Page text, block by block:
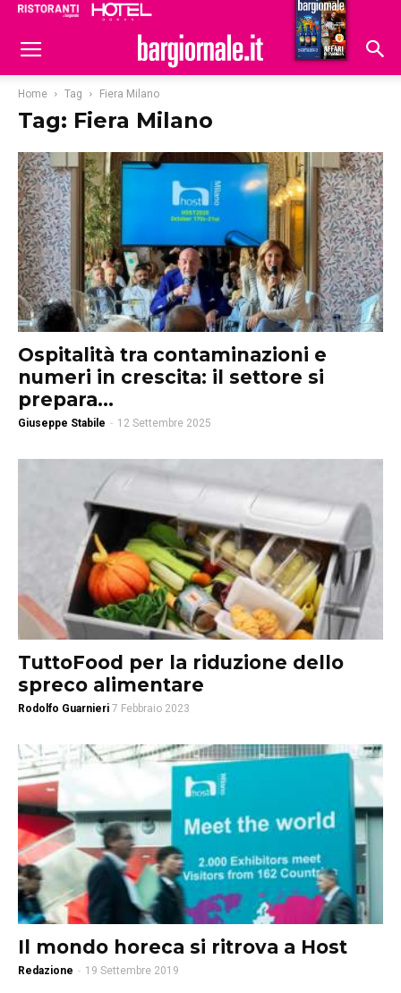
Hoteldomani
Home Tag Fiera Milano
Tag: Fiera Milano
Ospitalità tra contaminazioni e
numeri in crescita: il settore si
prepara...
Giuseppe Stabile - 12 Settembre 2025
TuttoFood per la riduzione dello
spreco alimentare
Rodolfo Guarnieri 7 Febbraio 2023
Il mondo horeca si ritrova a Host
Redazione - 19 Settembre 2019